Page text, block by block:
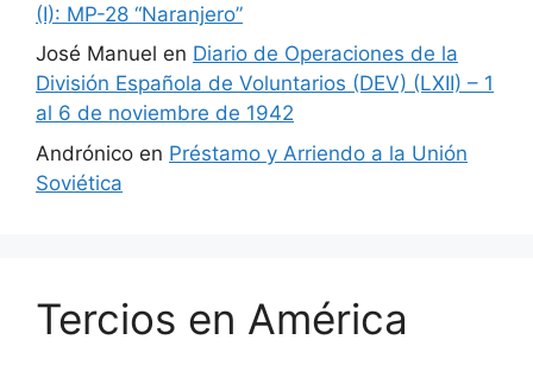
(I): MP-28 “Naranjero”
José Manuel en Diario de Operaciones de la
División Española de Voluntarios (DEV) (LXII) – 1
al 6 de noviembre de 1942
Andrónico en Préstamo y Arriendo a la Unión
Soviética
Tercios en América